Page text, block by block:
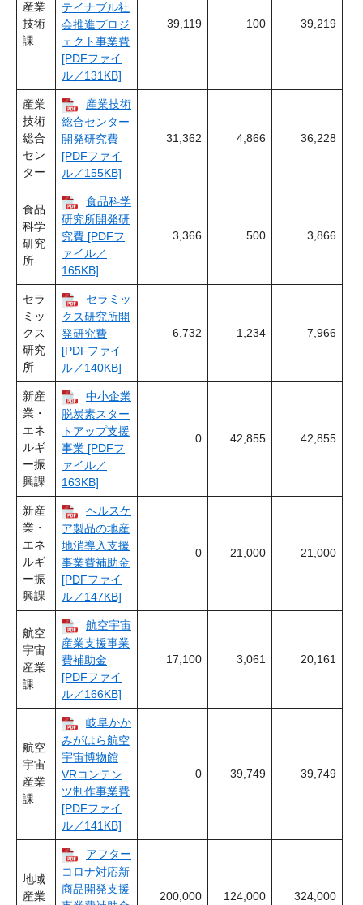
産業
技術
課
テイナブル社
会推進プロジ
ェクト事業費
[PDFファイ
ル／131KB]
39,119 100 39,219
産業
技術
総合
セン
ター
産業技術
総合センター
開発研究費
[PDFファイ
ル／155KB]
31,362 4,866 36,228
食品
科学
研究
所
食品科学
研究所開発研
究費 [PDFフ
ァイル／
165KB]
3,366 500 3,866
セラ
ミッ
クス
研究
所
セラミッ
クス研究所開
発研究費
[PDFファイ
ル／140KB]
6,732 1,234 7,966
新産
業・
エネ
ルギ
ー振
興課
中小企業
脱炭素スター
トアップ支援
事業 [PDFフ
ァイル／
163KB]
0 42,855 42,855
新産
業・
エネ
ルギ
ー振
興課
ヘルスケ
ア製品の地産
地消導入支援
事業費補助金
[PDFファイ
ル／147KB]
0 21,000 21,000
航空
宇宙
産業
課
航空宇宙
産業支援事業
費補助金
[PDFファイ
ル／166KB]
17,100 3,061 20,161
航空
宇宙
産業
課
岐阜かか
みがはら航空
宇宙博物館
VRコンテン
ツ制作事業費
[PDFファイ
ル／141KB]
0 39,749 39,749
地域
産業
アフター
コロナ対応新
商品開発支援
200,000 124,000 324,000